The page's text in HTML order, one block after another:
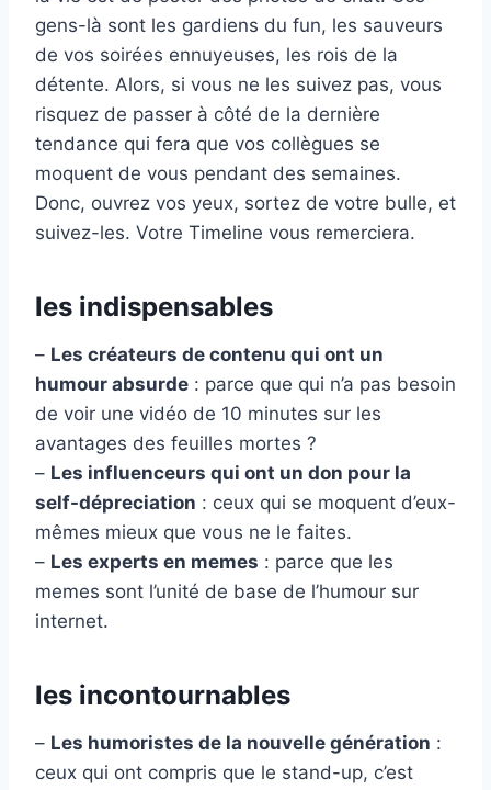
gens-là sont les gardiens du fun, les sauveurs
de vos soirées ennuyeuses, les rois de la
détente. Alors, si vous ne les suivez pas, vous
risquez de passer à côté de la dernière
tendance qui fera que vos collègues se
moquent de vous pendant des semaines.
Donc, ouvrez vos yeux, sortez de votre bulle, et
suivez-les. Votre Timeline vous remerciera.
les indispensables
– Les créateurs de contenu qui ont un
humour absurde : parce que qui n’a pas besoin
de voir une vidéo de 10 minutes sur les
avantages des feuilles mortes ?
– Les influenceurs qui ont un don pour la
self-dépreciation : ceux qui se moquent d’eux-
mêmes mieux que vous ne le faites.
– Les experts en memes : parce que les
memes sont l’unité de base de l’humour sur
internet.
les incontournables
– Les humoristes de la nouvelle génération :
ceux qui ont compris que le stand-up, c’est